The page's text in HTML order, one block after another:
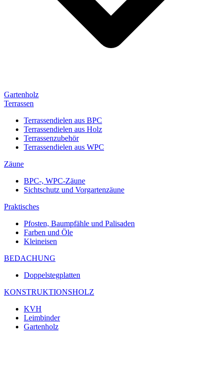
Gartenholz
Terrassen
Terrassendielen aus BPC
Terrassendielen aus Holz
Terrassenzubehör
Terrassendielen aus WPC
Zäune
BPC-, WPC-Zäune
Sichtschutz und Vorgartenzäune
Praktisches
Pfosten, Baumpfähle und Palisaden
Farben und Öle
Kleineisen
BEDACHUNG
Doppelstegplatten
KONSTRUKTIONSHOLZ
KVH
Leimbinder
Gartenholz